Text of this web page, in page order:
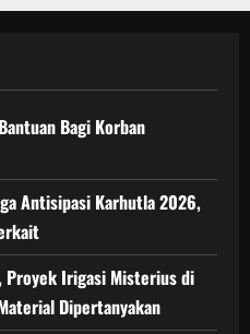
Bagi Korban
Antisipasi Karhutla 2026,
​Proyek Irigasi Misterius di
Dipertanyakan